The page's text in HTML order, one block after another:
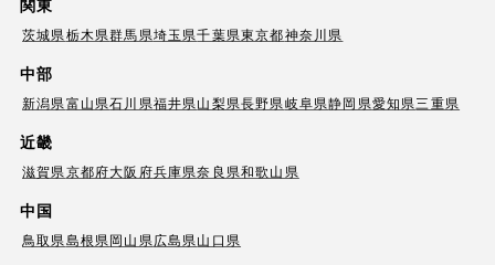
茨城県栃木県群馬県埼玉県千葉県東京都神奈川県
中部
新潟県富山県石川県福井県山梨県長野県岐阜県静岡県愛知県三重県
近畿
滋賀県京都府大阪府兵庫県奈良県和歌山県
中国
鳥取県島根県岡山県広島県山口県